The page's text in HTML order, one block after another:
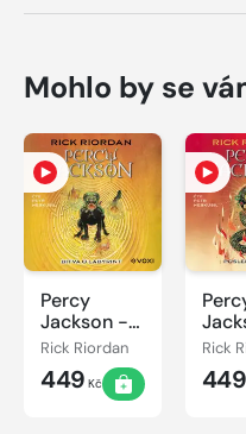
Mohlo by se
Percy
Jackson -
Bitva o
labyrint
Rick Riordan
449 Kč
bohů
Rick
449